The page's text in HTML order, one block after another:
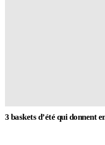
3 baskets d’été qui donnent